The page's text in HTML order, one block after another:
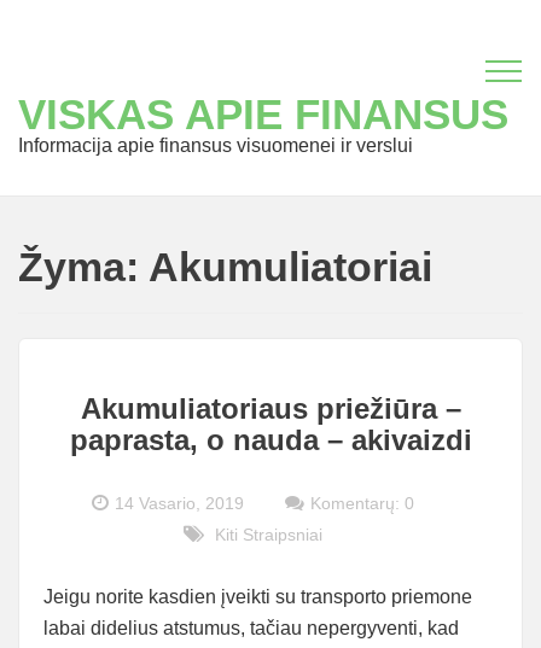
VISKAS APIE FINANSUS
Informacija apie finansus visuomenei ir verslui
Žyma: Akumuliatoriai
Akumuliatoriaus priežiūra –
paprasta, o nauda – akivaizdi
14 Vasario, 2019
Komentarų: 0
Kiti Straipsniai
Jeigu norite kasdien įveikti su transporto priemone
labai didelius atstumus, tačiau nepergyventi, kad